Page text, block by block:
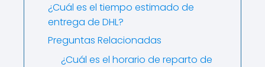
¿Cuál es el tiempo estimado de
entrega de DHL?
Preguntas Relacionadas
¿Cuál es el horario de reparto de